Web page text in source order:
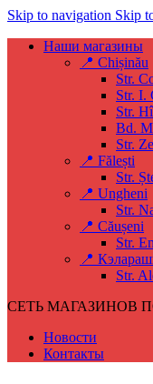
Skip to navigation Skip
Наши магазины
📍 Chișinău
Str.
Str. I.
Str.
Bd.
Str.
📍 Fălești
Str.
📍 Ungheni
Str.
📍 Căușeni
Str.
📍
Str.
СЕТЬ МАГАЗИНОВ
Новости
Контакты